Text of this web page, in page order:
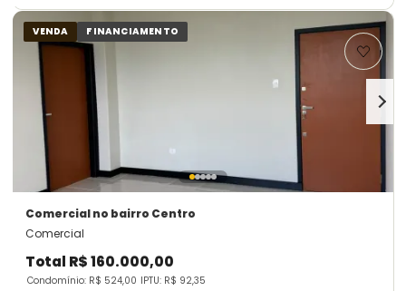
VENDA FINANCIAMENTO
Comercialno bairro Centro
Comercial
Total R$ 160.000,00
Condomínio: R$ 524,00 IPTU: R$ 92,35